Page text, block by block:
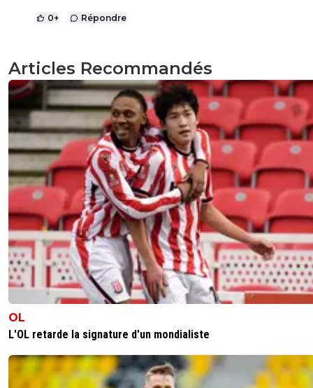
0+ Répondre
Articles Recommandés
OL
L'OL retarde la signature d'un mondialiste